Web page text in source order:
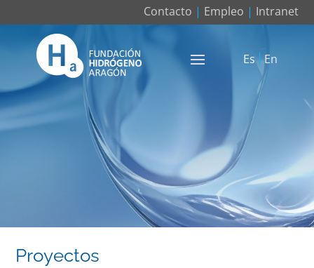
Contacto | Empleo | Intranet
Es En
Proyectos